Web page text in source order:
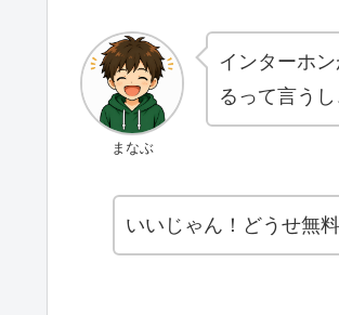
まなぶ
インターホ
るって言う
いいじゃん！どうせ無